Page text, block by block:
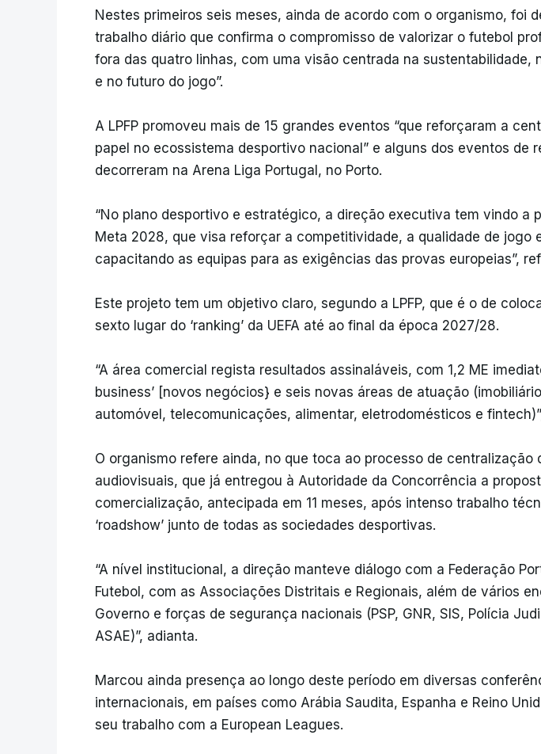
Nestes primeiros seis meses, ainda de acordo com o organismo, foi
trabalho diário que confirma o compromisso de valorizar o futebol
fora das quatro linhas, com uma visão centrada na sustentabilidade,
e no futuro do jogo”.
A LPFP promoveu mais de 15 grandes eventos “que reforçaram a
papel no ecossistema desportivo nacional” e alguns dos eventos de
decorreram na Arena Liga Portugal, no Porto.
“No plano desportivo e estratégico, a direção executiva tem vindo a
Meta 2028, que visa reforçar a competitividade, a qualidade de jogo
capacitando as equipas para as exigências das provas europeias”,
Este projeto tem um objetivo claro, segundo a LPFP, que é o de
sexto lugar do ‘ranking’ da UEFA até ao final da época 2027/28.
“A área comercial regista resultados assinaláveis, com 1,2 ME
business’ [novos negócios} e seis novas áreas de atuação
automóvel, telecomunicações, alimentar, eletrodomésticos e
O organismo refere ainda, no que toca ao processo de centralização
audiovisuais, que já entregou à Autoridade da Concorrência a
comercialização, antecipada em 11 meses, após intenso trabalho
‘roadshow’ junto de todas as sociedades desportivas.
“A nível institucional, a direção manteve diálogo com a Federação
Futebol, com as Associações Distritais e Regionais, além de vários
Governo e forças de segurança nacionais (PSP, GNR, SIS, Polícia
ASAE)”, adianta.
Marcou ainda presença ao longo deste período em diversas
internacionais, em países como Arábia Saudita, Espanha e Reino
seu trabalho com a European Leagues.